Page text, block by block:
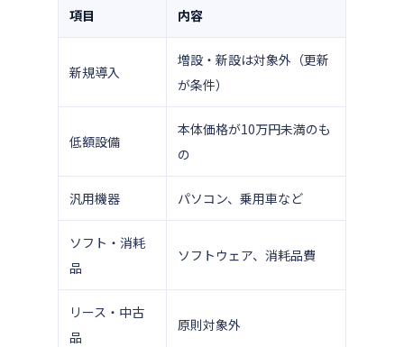
項目 内容
新規導入
増設・新設は対象外（更新
が条件）
低額設備
本体価格が10万円未満のも
の
汎用機器 パソコン、乗用車など
ソフト・消耗
品
ソフトウェア、消耗品費
リース・中古
品
原則対象外